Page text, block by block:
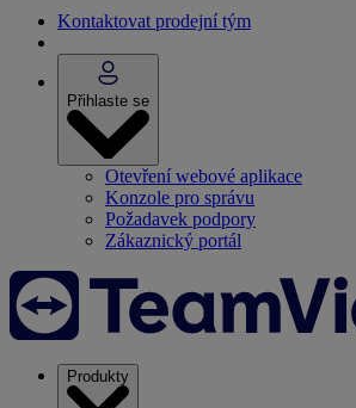
Kontaktovat prodejní tým
Přihlaste se
Otevření webové aplikace
Konzole pro správu
Požadavek podpory
Zákaznický portál
Produkty